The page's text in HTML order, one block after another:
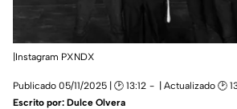
|Instagram PXNDX
Publicado 05/11/2025 | 🕑 13:12 | Actualizado 🕑
Escrito por: Dulce Olvera